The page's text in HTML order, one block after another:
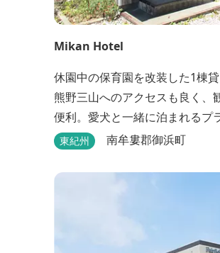
Mikan Hotel
休園中の保育園を改装した1棟
熊野三山へのアクセスも良く、
便利。愛犬と一緒に泊まれるプ
東紀州 南牟婁郡御浜町